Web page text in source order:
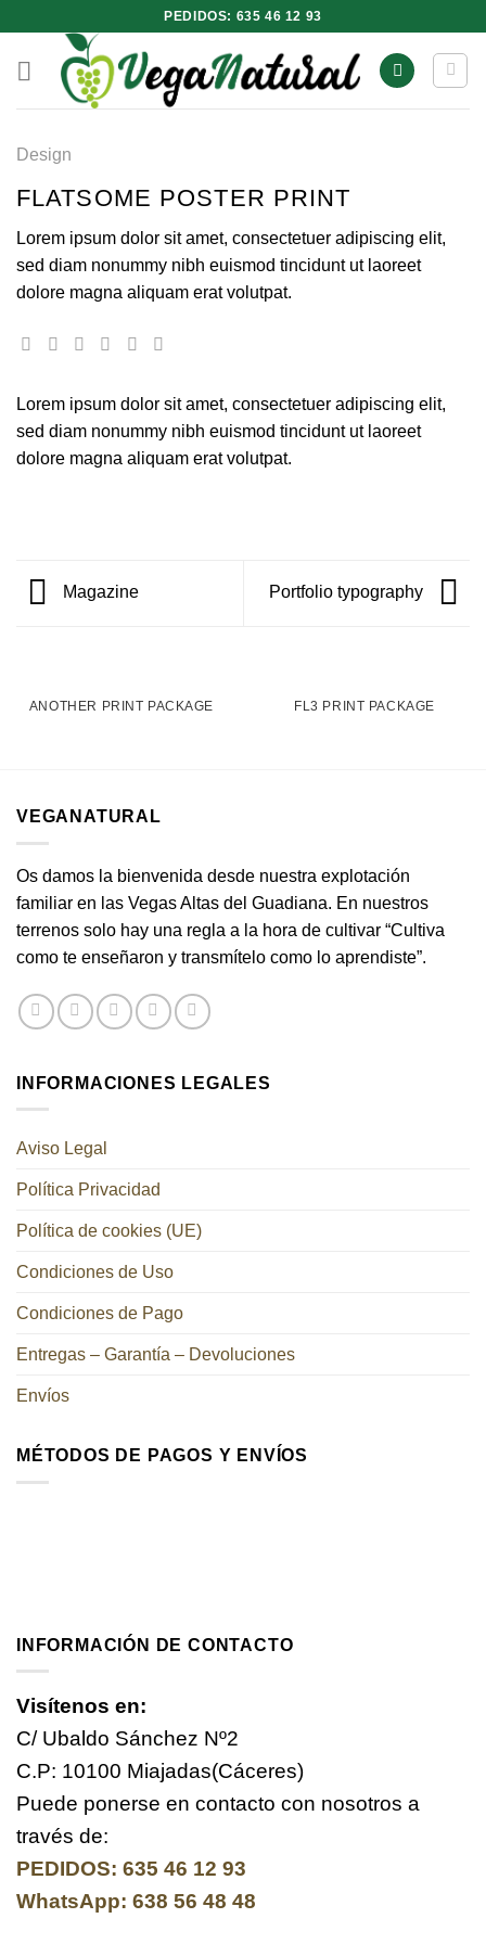
contenido
PEDIDOS: 635 46 12 93
Design
FLATSOME POSTER PRINT
Lorem ipsum dolor sit amet, consectetuer adipiscing elit,
sed diam nonummy nibh euismod tincidunt ut laoreet
dolore magna aliquam erat volutpat.
Lorem ipsum dolor sit amet, consectetuer adipiscing elit,
sed diam nonummy nibh euismod tincidunt ut laoreet
dolore magna aliquam erat volutpat.
Magazine Portfolio typography
ANOTHER PRINT PACKAGE FL3 PRINT PACKAGE
VEGANATURAL
Os damos la bienvenida desde nuestra explotación
familiar en las Vegas Altas del Guadiana. En nuestros
terrenos solo hay una regla a la hora de cultivar “Cultiva
como te enseñaron y transmítelo como lo aprendiste”.
INFORMACIONES LEGALES
Aviso Legal
Política Privacidad
Política de cookies (UE)
Condiciones de Uso
Condiciones de Pago
Entregas – Garantía – Devoluciones
Envíos
MÉTODOS DE PAGOS Y ENVÍOS
INFORMACIÓN DE CONTACTO
Visítenos en:
C/ Ubaldo Sánchez Nº2
C.P: 10100 Miajadas(Cáceres)
Puede ponerse en contacto con nosotros a
través de:
PEDIDOS: 635 46 12 93
WhatsApp: 638 56 48 48